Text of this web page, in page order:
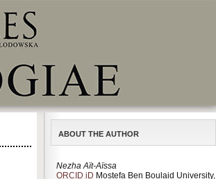
ABOUT THE AUTHOR
Nezha Aït-Aïssa
ORCID iD Mostefa Ben Boulaid University,